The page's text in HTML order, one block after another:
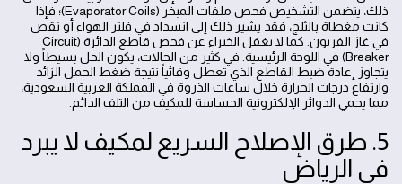
ذلك، يتضمن التشخيص فحص ملفات المبخر (Evaporator Coils)؛ فإذا
كانت مغطاة بالثلج، فقد يشير ذلك إلى انسداد في فلتر الهواء أو نقص
في غاز الفريون. كما لا يغفل الخبراء عن فحص قاطع الدائرة (Circuit
Breaker) في اللوحة الرئيسية. في كثير من الحالات، يكون الحل بسيطاً ولا
يتجاوز إعادة ضبط القاطع الذي تعطل وقائياً نتيجة ضغط الحمل الزائد
وارتفاع درجات الحرارة خلال ساعات الذروة في المملكة العربية السعودية،
مما يحمي الدوائر الإلكترونية الحساسة للمكيف من التلف الدائم.
5. طرق الإصلاح السريع لمكيف لا يبرد
في الرياض